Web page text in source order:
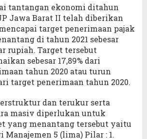
tantangan ekonomi ditahun
Jawa Barat II telah diberikan
target penerimaan pajak
di tahun 2021 sebesar
rupiah. Target tersebut
sebesar 17,89% dari
tahun 2020 atau turun
target penerimaan tahun 2020.
dan terukur serta
masiv diperlukan untuk
yang menantang tersebut yaitu
Manajemen 5 (lima) Pilar : 1.